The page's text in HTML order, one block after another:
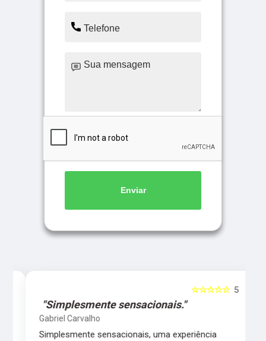
Enviar
5
☆☆☆☆☆
"Simplesmente sensacionais."
Gabriel Carvalho
Simplesmente sensacionais, uma experiência